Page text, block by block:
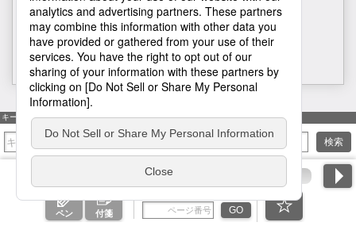
1
キーワード検索
検索
ペン 付箋 GO